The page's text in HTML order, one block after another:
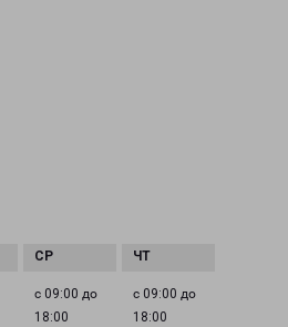
с 09:00 до
18:00
с 09:00 до
18:00